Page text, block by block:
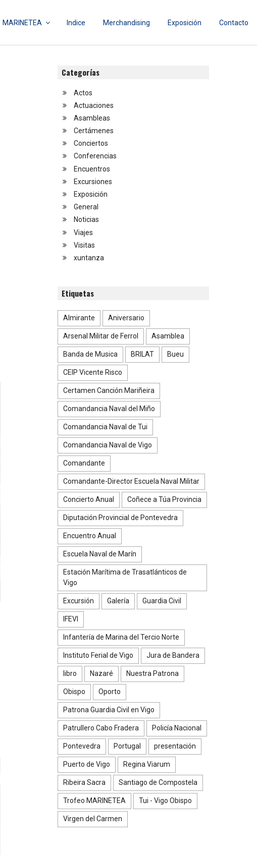
MARINETEA Indice Merchandising Exposición Contacto
Categorías
Actos
Actuaciones
Asambleas
Certámenes
Conciertos
Conferencias
Encuentros
Excursiones
Exposición
General
Noticias
Viajes
Visitas
xuntanza
Etiquetas
Almirante Aniversario
Arsenal Militar de Ferrol Asamblea
Banda de Musica BRILAT Bueu
CEIP Vicente Risco
Certamen Canción Mariñeira
Comandancia Naval del Miño
Comandancia Naval de Tui
Comandancia Naval de Vigo
Comandante
Comandante-Director Escuela Naval Militar
Concierto Anual Coñece a Túa Provincia
Diputación Provincial de Pontevedra
Encuentro Anual
Escuela Naval de Marín
Estación Marítima de Trasatlánticos de
Vigo
Excursión Galería Guardia Civil
IFEVI
Infantería de Marina del Tercio Norte
Instituto Ferial de Vigo Jura de Bandera
libro Nazaré Nuestra Patrona
Obispo Oporto
Patrona Guardia Civil en Vigo
Patrullero Cabo Fradera Policía Nacional
Pontevedra Portugal presentación
Puerto de Vigo Regina Viarum
Ribeira Sacra Santiago de Compostela
Trofeo MARINETEA Tui - Vigo Obispo
Virgen del Carmen